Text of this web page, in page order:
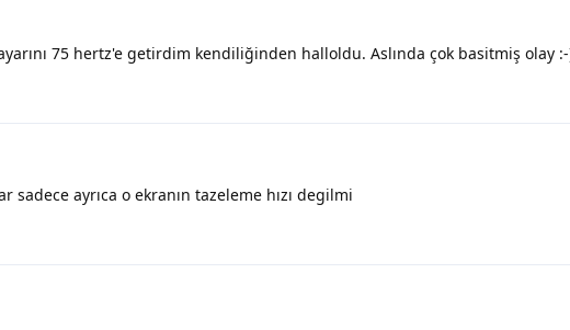
75 hertz'e getirdim kendiliğinden halloldu. Aslında çok basitmiş olay
sadece ayrıca o ekranın tazeleme hızı degilmi